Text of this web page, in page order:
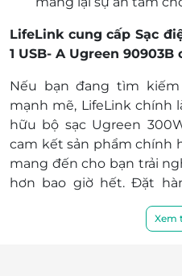
LifeLink cung cấp Sạc
1 USB- A Ugreen 90903B
Nếu bạn đang tìm
mạnh mẽ, LifeLink chính
hữu bộ sạc Ugreen
cam kết sản phẩm chính
mang đến cho bạn trải
hơn bao giờ hết. Đặt
hưởng sự tiện ích của
Xem